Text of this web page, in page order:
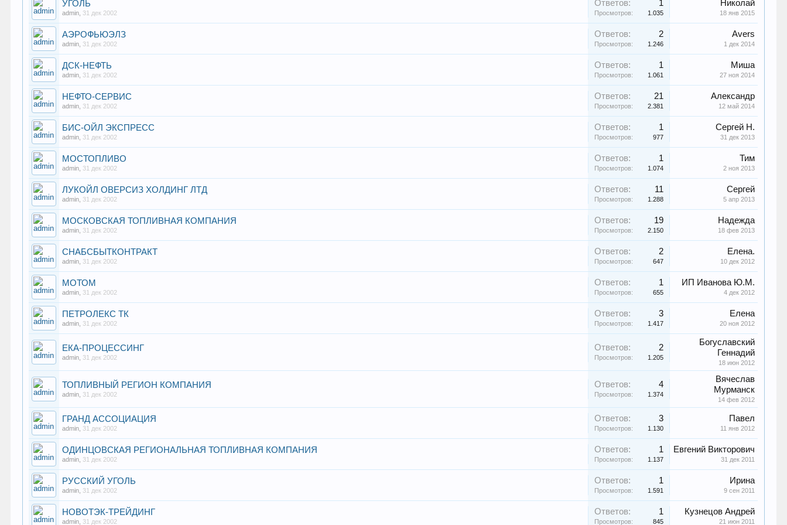
УГОЛЬ
admin 31 дек 2002
Ответов: 1
Просмотров: 1.035
Николай
18 янв 2015
АЭРОФЬЮЭЛЗ
admin 31 дек 2002
Ответов: 2
Просмотров: 1.246
Avers
1 дек 2014
ДСК-НЕФТЬ
admin 31 дек 2002
Ответов: 1
Просмотров: 1.061
Миша
27 ноя 2014
НЕФТО-СЕРВИС
admin 31 дек 2002
Ответов: 21
Просмотров: 2.381
Александр
12 май 2014
БИС-ОЙЛ ЭКСПРЕСС
admin 31 дек 2002
Ответов: 1
Просмотров: 977
Сергей Н.
31 дек 2013
МОСТОПЛИВО
admin 31 дек 2002
Ответов: 1
Просмотров: 1.074
Тим
2 ноя 2013
ЛУКОЙЛ ОВЕРСИЗ ХОЛДИНГ ЛТД
admin 31 дек 2002
Ответов: 11
Просмотров: 1.288
Сергей
5 апр 2013
МОСКОВСКАЯ ТОПЛИВНАЯ КОМПАНИЯ
admin 31 дек 2002
Ответов: 19
Просмотров: 2.150
Надежда
18 фев 2013
СНАБСБЫТКОНТРАКТ
admin 31 дек 2002
Ответов: 2
Просмотров: 647
Елена.
10 дек 2012
МОТОМ
admin 31 дек 2002
Ответов: 1
Просмотров: 655
ИП Иванова Ю.М.
4 дек 2012
ПЕТРОЛЕКС ТК
admin 31 дек 2002
Ответов: 3
Просмотров: 1.417
Елена
20 ноя 2012
ЕКА-ПРОЦЕССИНГ
admin 31 дек 2002
Ответов: 2
Просмотров: 1.205
Богуславский
Геннадий
18 июн 2012
ТОПЛИВНЫЙ РЕГИОН КОМПАНИЯ
admin 31 дек 2002
Ответов: 4
Просмотров: 1.374
Вячеслав
Мурманск
14 фев 2012
ГРАНД АССОЦИАЦИЯ
admin 31 дек 2002
Ответов: 3
Просмотров: 1.130
Павел
11 янв 2012
ОДИНЦОВСКАЯ РЕГИОНАЛЬНАЯ ТОПЛИВНАЯ КОМПАНИЯ
admin 31 дек 2002
Ответов: 1
Просмотров: 1.137
Евгений Викторович
31 дек 2011
РУССКИЙ УГОЛЬ
admin 31 дек 2002
Ответов: 1
Просмотров: 1.591
Ирина
9 сен 2011
НОВОТЭК-ТРЕЙДИНГ
admin 31 дек 2002
Ответов: 1
Просмотров: 845
Кузнецов Андрей
21 июн 2011